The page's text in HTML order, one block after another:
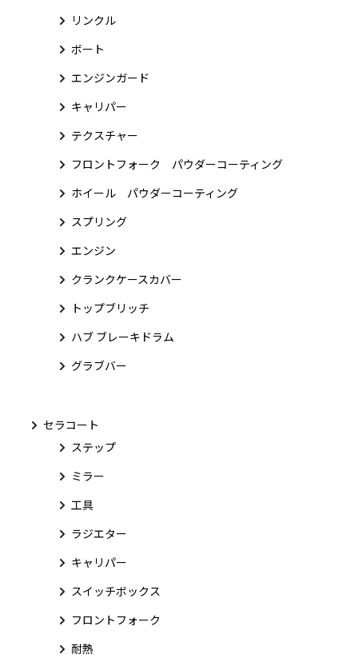
リンクル
ボート
エンジンガード
キャリパー
テクスチャー
フロントフォーク パウダーコーティング
ホイール パウダーコーティング
スプリング
エンジン
クランクケースカバー
トップブリッチ
ハブ ブレーキドラム
グラブバー
セラコート
ステップ
ミラー
工具
ラジエター
キャリパー
スイッチボックス
フロントフォーク
耐熱